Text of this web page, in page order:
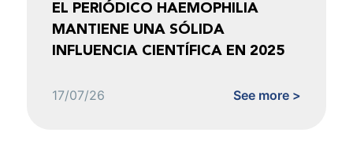
EL PERIÓDICO HAEMOPHILIA
MANTIENE UNA SÓLIDA
INFLUENCIA CIENTÍFICA EN 2025
17/07/26 See more >